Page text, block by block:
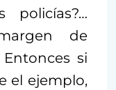
policías?…
de
si
el ejemplo,